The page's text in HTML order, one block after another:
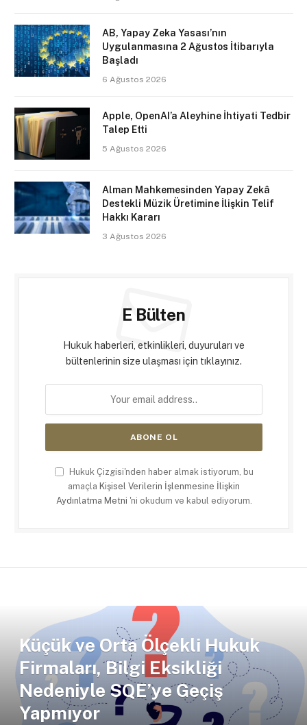
AB, Yapay Zeka Yasası’nın
Uygulanmasına 2 Ağustos İtibarıyla
Başladı
6 Ağustos 2026
Apple, OpenAI’a Aleyhine İhtiyati Tedbir
Talep Etti
5 Ağustos 2026
Alman Mahkemesinden Yapay Zekâ
Destekli Müzik Üretimine İlişkin Telif
Hakkı Kararı
3 Ağustos 2026
E Bülten
Hukuk haberleri, etkinlikleri, duyuruları ve
bültenlerinin size ulaşması için tıklayınız.
Hukuk Çizgisi'nden haber almak istiyorum, bu
amaçla Kişisel Verilerin İşlenmesine İlişkin
Aydınlatma Metni 'ni okudum ve kabul ediyorum.
Küçük ve Orta Ölçekli Hukuk
Firmaları, Bilgi Eksikliği
Nedeniyle SQE’ye Geçiş
Yapmıyor